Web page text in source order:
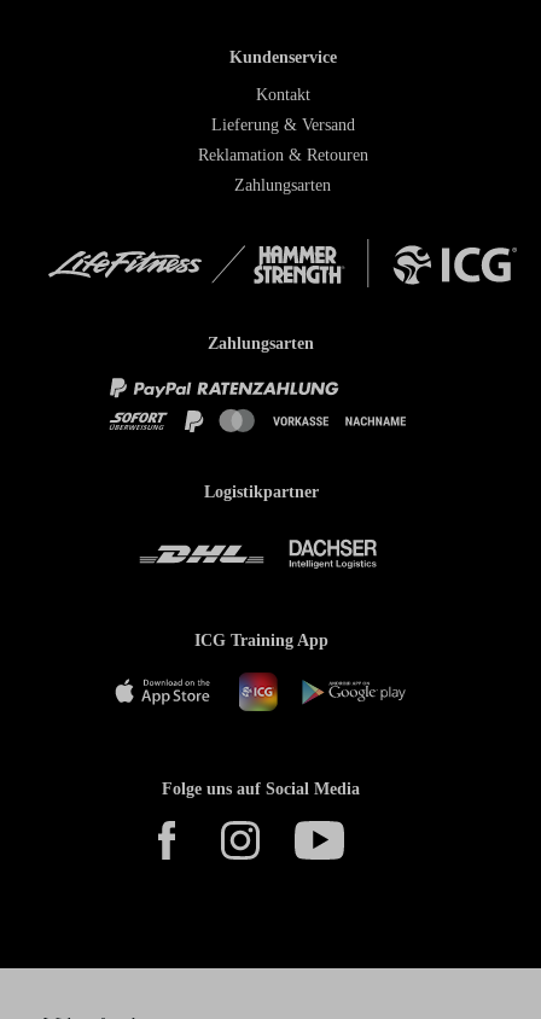
Kundenservice
Kontakt
Lieferung & Versand
Reklamation & Retouren
Zahlungsarten
Zahlungsarten
Logistikpartner
ICG Training App
Folge uns auf Social Media